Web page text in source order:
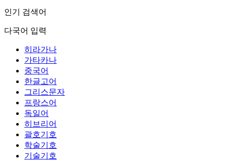
인기 검색어
다국어 입력
히라가나
가타카나
중국어
한글고어
그리스문자
프랑스어
독일어
히브리어
괄호기호
학술기호
기술기호